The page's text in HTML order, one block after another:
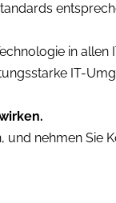
in allen
IT-
und nehmen Sie